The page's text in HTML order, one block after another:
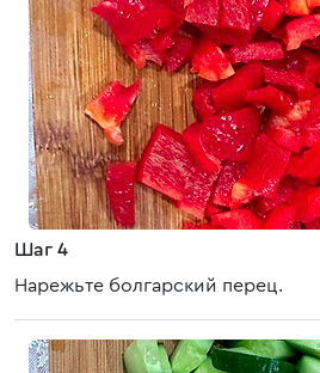
Шаг 4
Нарежьте болгарский перец.